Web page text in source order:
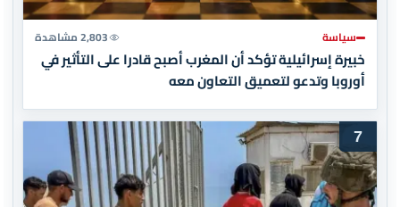
سياسة 2,803 مشاهدة
خبيرة إسرائيلية تؤكد أن المغرب أصبح قادرا على التأثير في
أوروبا وتدعو لتعميق التعاون معه
7